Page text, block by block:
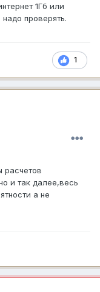
1Гб или
проверять.
1
расчетов
и так далее,весь
а не